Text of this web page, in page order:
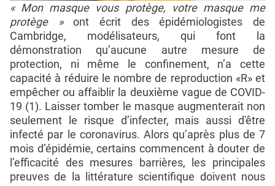
« Mon masque vous protège, votre masque me
protège »ont écrit des épidémiologistes de
Cambridge, modélisateurs, qui font la
démonstration qu’aucune autre mesure de
protection, ni même le confinement, n’a cette
capacité à réduire le nombre de reproduction «R» et
empêcher ou affaiblir la deuxième vague de COVID-
19 (1). Laisser tomber le masque augmenterait non
seulement le risque d’infecter, mais aussi d'être
infecté par le coronavirus. Alors qu’après plus de 7
mois d’épidémie, certains commencent à douter de
l’efficacité des mesures barrières, les principales
preuves de la littérature scientifique doivent nous